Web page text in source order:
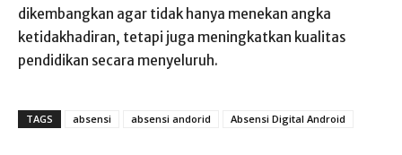
dikembangkan agar tidak hanya menekan angka
ketidakhadiran, tetapi juga meningkatkan kualitas
pendidikan secara menyeluruh.
TAGS absensi absensi andorid Absensi Digital Android